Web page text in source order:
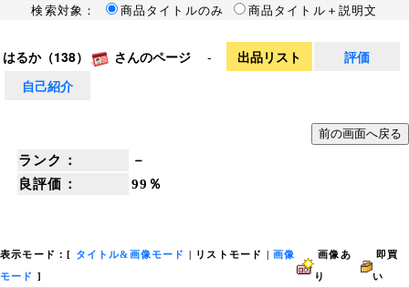
検索対象： 商品タイトルのみ 商品タイトル＋説明文
はるか（138） さんのページ - 出品リスト
評価
自己紹介
ランク：
－
良評価：
99％
表示モード：[ タイトル&画像モード リストモード |画像
モード ]
画像あ
り
即買
い